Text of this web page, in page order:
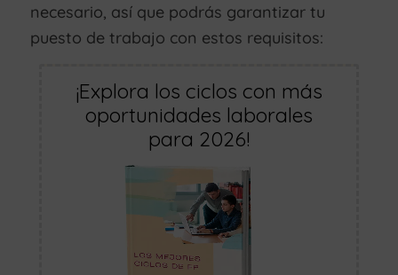
necesario, así que podrás garantizar tu
puesto de trabajo con estos requisitos:
¡Explora los ciclos con más
oportunidades laborales
para 2026!